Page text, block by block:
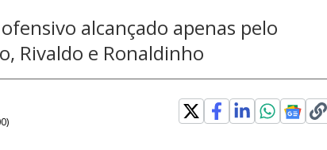
alcançado apenas pelo
Rivaldo e Ronaldinho
)